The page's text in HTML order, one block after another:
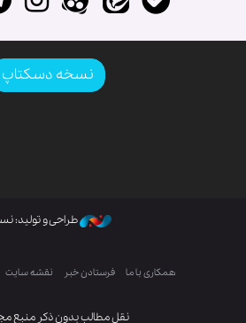
نسخه دسکتاپ
نقل مطالب بدون ذکر منبع
طراحی و تولید:
همکاری با ما فرستادن خبر نقشه سایت